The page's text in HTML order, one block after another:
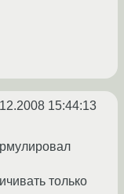
15:44:13
только